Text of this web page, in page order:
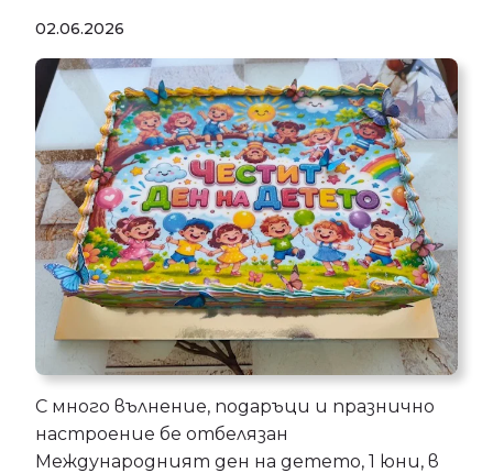
02.06.2026
С много вълнение, подаръци и празнично
настроение бе отбелязан
Международният ден на детето, 1 юни, в